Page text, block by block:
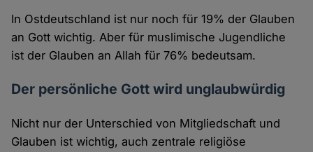
In Ostdeutschland ist nur noch für 19% der Glauben
an Gott wichtig. Aber für muslimische Jugendliche
ist der Glauben an Allah für 76% bedeutsam.
Der persönliche Gott wird unglaubwürdig
Nicht nur der Unterschied von Mitgliedschaft und
Glauben ist wichtig, auch zentrale religiöse